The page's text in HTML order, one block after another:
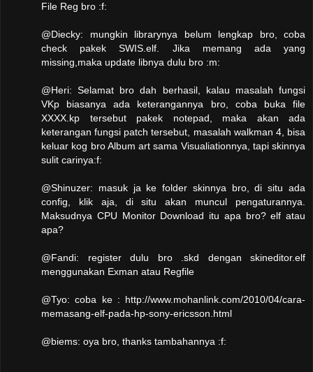
File Reg bro :f:
@Diecky: mungkin librarynya belum lengkap bro, coba
check pakek SWIS.elf. Jika memang ada yang
missing,maka update libnya dulu bro :m:
@Heri: Selamat bro dah berhasil, kalau masalah fungsi
VKp biasanya ada keterangannya bro, coba buka file
XXXX.kp tersebut pakek notepad, maka akan ada
keterangan fungsi patch tersebut, masalah walkman 4, bisa
keluar kog bro Album art sama Visualiationnya, tapi skinnya
sulit carinya:f:
@Shinuzer: masuk ja ke folder skinnya bro, di situ ada
config, klik aja, di situ akan muncul pengaturannya.
Maksudnya CPU Monitor Download itu apa bro? elf atau
apa?
@Fandi: register dulu bro .skd dengan skineditor.elf
menggunakan Exman atau Regfile
@Tyo: coba ke : http://www.mohanlink.com/2010/04/cara-
memasang-elf-pada-hp-sony-ericsson.html
@biems: oya bro, thanks tambahannya :f: